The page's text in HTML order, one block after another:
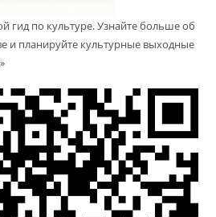
гид по культуре. Узнайте больше об
и планируйте культурные выходные